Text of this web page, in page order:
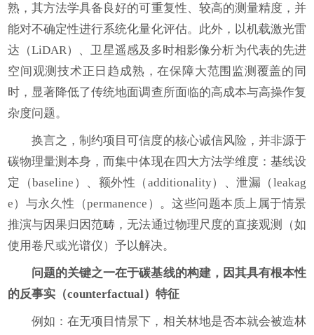
熟，其方法学具备良好的可重复性、较高的测量精度，并
能对不确定性进行系统化量化评估。此外，以机载激光雷
达（LiDAR）、卫星遥感及多时相影像分析为代表的先进
空间观测技术正日趋成熟，在保障大范围监测覆盖的同
时，显著降低了传统地面调查所面临的高成本与高操作复
杂度问题。
换言之，制约项目可信度的核心诚信风险，并非源于
碳物理量测本身，而集中体现在四大方法学维度：基线设
定（baseline）、额外性（additionality）、泄漏（leakag
e）与永久性（permanence）。这些问题本质上属于情景
推演与因果归因范畴，无法通过物理尺度的直接观测（如
使用卷尺或光谱仪）予以解决。
问题的关键之一在于碳基线的构建，因其具有根本性
的反事实（counterfactual）特征
例如：在无项目情景下，相关林地是否本就会被造林